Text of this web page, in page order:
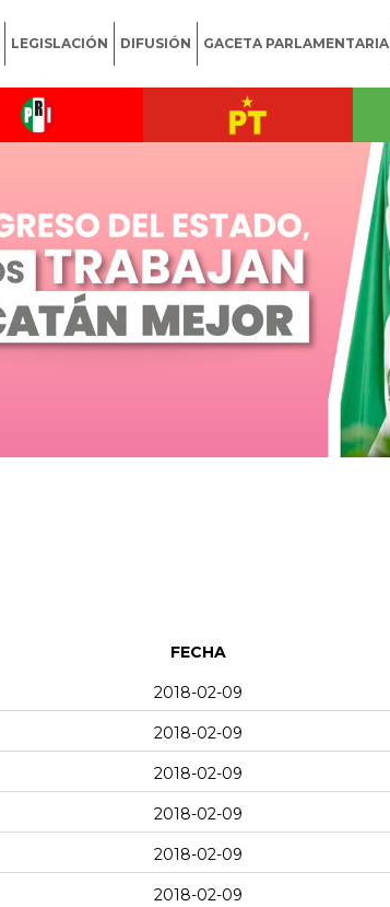
LEGISLACIÓN DIFUSIÓN GACETA PARLAMENTARIA
FECHA
2018-02-09
2018-02-09
2018-02-09
2018-02-09
2018-02-09
2018-02-09